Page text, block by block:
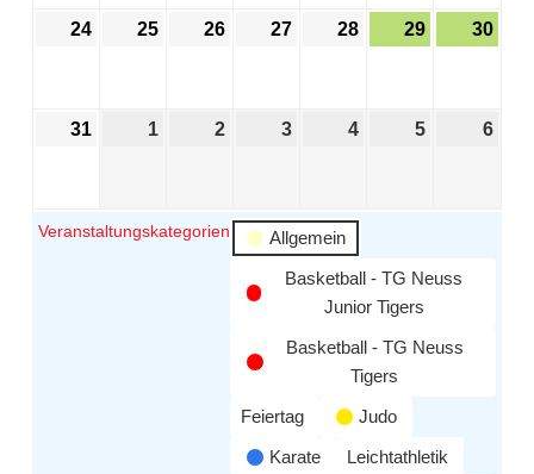
24 25 26 27 28 29 30
31 1 2 3 4 5 6
Veranstaltungskategorien
Allgemein
Basketball - TG Neuss
Junior Tigers
Basketball - TG Neuss
Tigers
Feiertag
Judo
Karate
Leichtathletik